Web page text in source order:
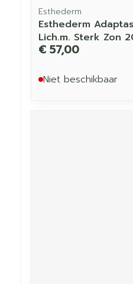
Esthederm
Esthederm
Lich.m. Sterk Zon
€ 57,00
Niet beschikbaar